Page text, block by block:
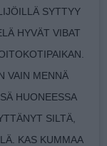
SYTTYY
HYVÄT VIBAT
VAIN MENNÄ
HUONEESSA
SILTÄ,
KAS KUMMAA